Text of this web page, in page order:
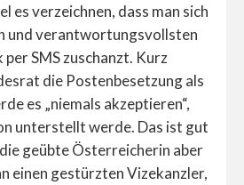
es verzeichnen, dass man sich
und verantwortungsvollsten
SMS zuschanzt. Kurz
die Postenbesetzung als
es „niemals akzeptieren“,
unterstellt werde. Das ist gut
geübte Österreicherin aber
einen gestürzten Vizekanzler,